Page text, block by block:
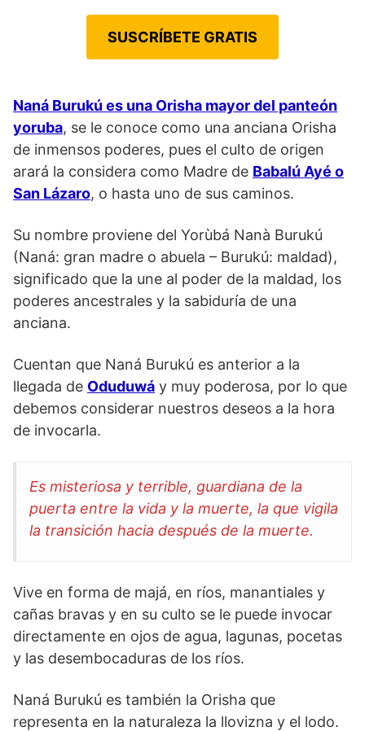
SUSCRÍBETE GRATIS
Naná Burukú es una Orisha mayor del panteón
yoruba, se le conoce como una anciana Orisha
de inmensos poderes, pues el culto de origen
arará la considera como Madre de Babalú Ayé o
San Lázaro, o hasta uno de sus caminos.
Su nombre proviene del Yorùbá Nanà Burukú
(Naná: gran madre o abuela – Burukú: maldad),
significado que la une al poder de la maldad, los
poderes ancestrales y la sabiduría de una
anciana.
Cuentan que Naná Burukú es anterior a la
llegada de Oduduwá y muy poderosa, por lo que
debemos considerar nuestros deseos a la hora
de invocarla.
Es misteriosa y terrible, guardiana de la
puerta entre la vida y la muerte, la que vigila
la transición hacia después de la muerte.
Vive en forma de majá, en ríos, manantiales y
cañas bravas y en su culto se le puede invocar
directamente en ojos de agua, lagunas, pocetas
y las desembocaduras de los ríos.
Naná Burukú es también la Orisha que
representa en la naturaleza la llovizna y el lodo.